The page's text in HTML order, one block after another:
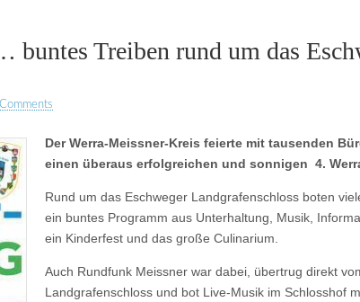
buntes Treiben rund um das
Der Werra-Meissner-Kreis feierte mit tausenden
einen überaus erfolgreichen und sonnigen 4.
Rund um das Eschweger Landgrafenschloss boten
ein buntes Programm aus Unterhaltung, Musik,
ein Kinderfest und das große Culinarium.
Auch Rundfunk Meissner war dabei, übertrug direkt
Landgrafenschloss und bot Live-Musik im Schlosshof